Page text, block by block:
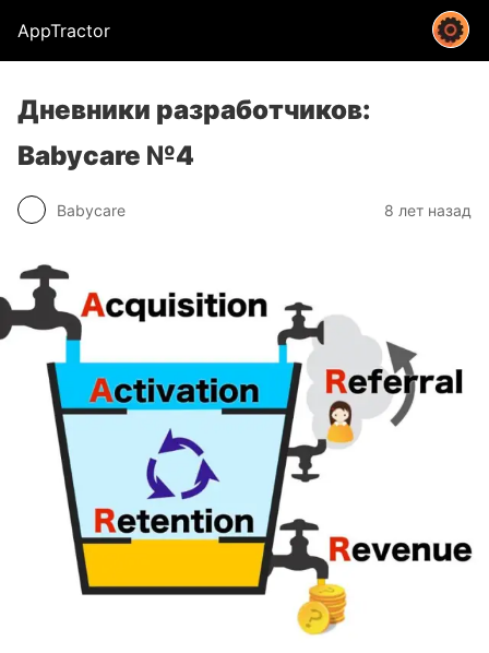
AppTractor
Дневники разработчиков:
Babycare №4
Babycare 8 лет назад